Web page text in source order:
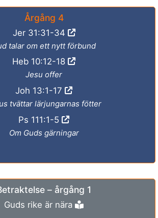
Årgång 4
Jer 31:31-34
talar om ett nytt förbund
Heb 10:12-18
Jesu offer
Joh 13:1-17
tvättar lärjungarnas fötter
Ps 111:1-5
Om Guds gärningar
– årgång 1
Guds rike är nära